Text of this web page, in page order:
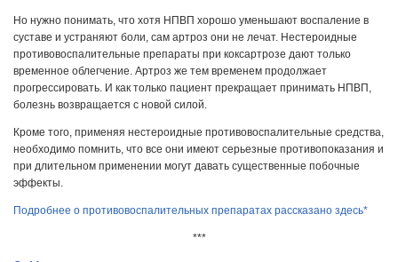
Но нужно понимать, что хотя НПВП хорошо уменьшают воспаление в
суставе и устраняют боли, сам артроз они не лечат. Нестероидные
противовоспалительные препараты при коксартрозе дают только
временное облегчение. Артроз же тем временем продолжает
прогрессировать. И как только пациент прекращает принимать НПВП,
болезнь возвращается с новой силой.
Кроме того, применяя нестероидные противовоспалительные средства,
необходимо помнить, что все они имеют серьезные противопоказания и
при длительном применении могут давать существенные побочные
эффекты.
Подробнее о противовоспалительных препаратах рассказано здесь*
***